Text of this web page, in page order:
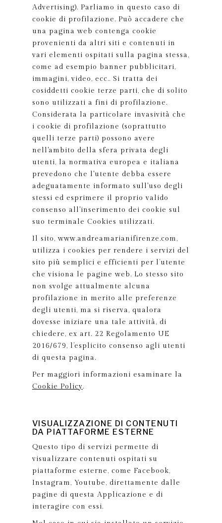
Advertising). Parliamo in questo caso di
cookie di profilazione. Può accadere che
una pagina web contenga cookie
provenienti da altri siti e contenuti in
vari elementi ospitati sulla pagina stessa,
come ad esempio banner pubblicitari,
immagini, video, ecc.. Si tratta dei
cosiddetti cookie terze parti, che di solito
sono utilizzati a fini di profilazione.
Considerata la particolare invasività che
i cookie di profilazione (soprattutto
quelli terze parti) possono avere
nell'ambito della sfera privata degli
utenti, la normativa europea e italiana
prevedono che l'utente debba essere
adeguatamente informato sull'uso degli
stessi ed esprimere il proprio valido
consenso all'inserimento dei cookie sul
suo terminale Cookies utilizzati.
Il sito, www.andreamarianifirenze.com,
utilizza i cookies per rendere i servizi del
sito più semplici e efficienti per l’utente
che visiona le pagine web. Lo stesso sito
non svolge attualmente alcuna
profilazione in merito alle preferenze
degli utenti, ma si riserva, qualora
dovesse iniziare una tale attività, di
chiedere, ex art. 22 Regolamento UE
2016/679, l’esplicito consenso agli utenti
di questa pagina.
Per maggiori informazioni esaminare la
Cookie Policy.
VISUALIZZAZIONE DI CONTENUTI
DA PIATTAFORME ESTERNE
Questo tipo di servizi permette di
visualizzare contenuti ospitati su
piattaforme esterne, come Facebook,
Instagram, Youtube, direttamente dalle
pagine di questa Applicazione e di
interagire con essi.